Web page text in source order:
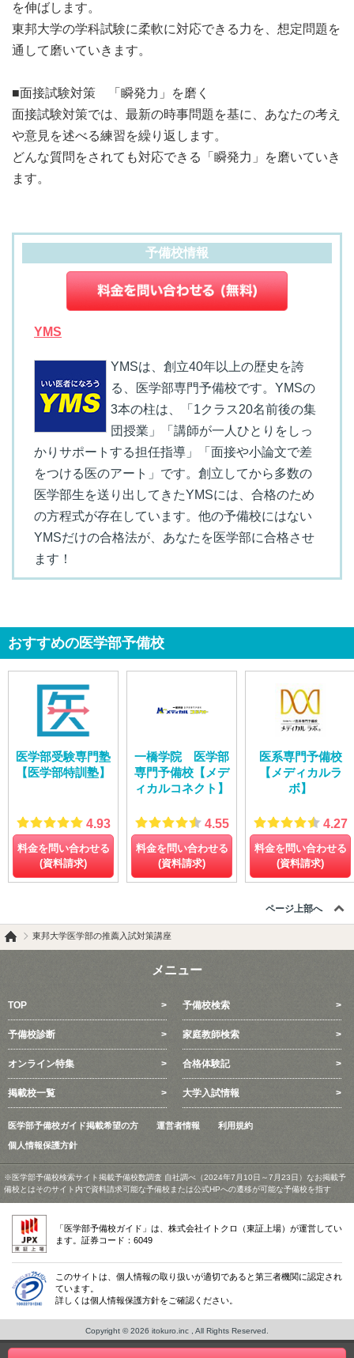
を伸ばします。
東邦大学の学科試験に柔軟に対応できる力を、想定問題を
通して磨いていきます。
■面接試験対策 「瞬発力」を磨く
面接試験対策では、最新の時事問題を基に、あなたの考え
や意見を述べる練習を繰り返します。
どんな質問をされても対応できる「瞬発力」を磨いていき
ます。
予備校情報
YMS
YMSは、創立40年以上の歴史を誇
る、医学部専門予備校です。YMSの
3本の柱は、「1クラス20名前後の集
団授業」「講師が一人ひとりをしっ
かりサポートする担任指導」「面接や小論文で差
をつける医のアート」です。創立してから多数の
医学部生を送り出してきたYMSには、合格のため
の方程式が存在しています。他の予備校にはない
YMSだけの合格法が、あなたを医学部に合格させ
ます！
おすすめの医学部予備校
医学部受験専門塾
【医学部特訓塾】
4.93
料金を問い合わせる
(資料請求)
一橋学院 医学部
専門予備校【メデ
ィカルコネクト】
4.55
料金を問い合わせる
(資料請求)
医系専門予備校
【メディカルラ
ボ】
4.27
料金を問い合わせる
(資料請求)
ページ上部へ
東邦大学医学部の推薦入試対策講座
メニュー
TOP 予備校検索
予備校診断 家庭教師検索
オンライン特集 合格体験記
掲載校一覧 大学入試情報
医学部予備校ガイド掲載希望の方 運営者情報 利用規約
個人情報保護方針
※医学部予備校検索サイト掲載予備校数調査 自社調べ（2024年7月10日～7月23日）なお掲載予
備校とはそのサイト内で資料請求可能な予備校または公式HPへの遷移が可能な予備校を指す
「医学部予備校ガイド」は、株式会社イトクロ（東証上場）が運営してい
ます。証券コード：6049
このサイトは、個人情報の取り扱いが適切であると第三者機関に認定され
ています。
詳しくは個人情報保護方針をご確認ください。
Copyright © 2026 itokuro.inc , All Rights Reserved.